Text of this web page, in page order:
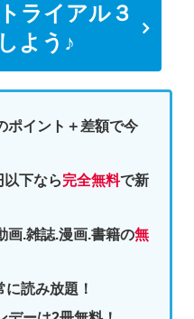
ライアル３
よう♪
ポイント＋差額で今
以下なら完全無料で新
画.雑誌.漫画.書籍の無
読み放題！